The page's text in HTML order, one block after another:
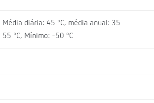
Média diária: 45 ºC, média anual: 35
55 ºC, Mínimo: -50 ºC